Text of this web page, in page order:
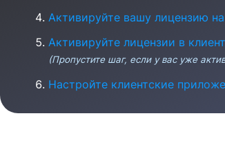
Активируйте вашу лицензию
Активируйте лицензии в
(Пропустите шаг, если у вас уже
Настройте клиентские